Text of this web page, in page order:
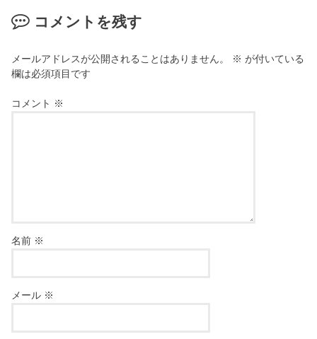
コメントを残す
メールアドレスが公開されることはありません。 ※ が付いている
欄は必須項目です
コメント ※
名前 ※
メール ※